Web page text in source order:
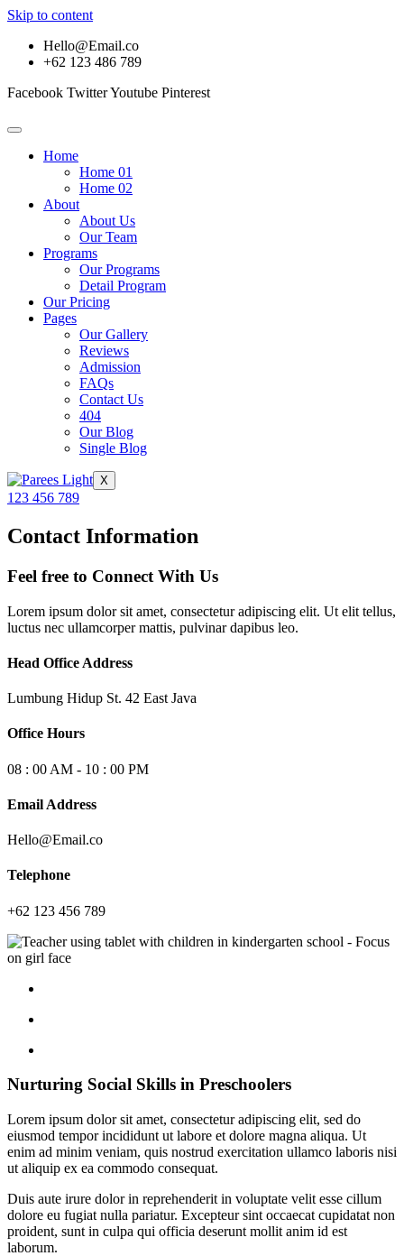
Skip to content
Hello@Email.co
+62 123 486 789
Facebook TwitterYoutube Pinterest
Home
Home 01
Home 02
About
About Us
Our Team
Programs
Our Programs
Detail Program
Our Pricing
Pages
Our Gallery
Reviews
Admission
FAQs
Contact Us
404
Our Blog
Single Blog
X
123 456 789
Contact Information
Feel free to Connect With Us
Lorem ipsum dolor sit amet, consectetur adipiscing elit. Ut elit tellus,
luctus nec ullamcorper mattis, pulvinar dapibus leo.
Head Office Address
Lumbung Hidup St. 42 East Java
Office Hours
08 : 00 AM - 10 : 00 PM
Email Address
Hello@Email.co
Telephone
+62 123 456 789
Nurturing Social Skills in Preschoolers
Lorem ipsum dolor sit amet, consectetur adipiscing elit, sed do
eiusmod tempor incididunt ut labore et dolore magna aliqua. Ut
enim ad minim veniam, quis nostrud exercitation ullamco laboris nisi
ut aliquip ex ea commodo consequat.
Duis aute irure dolor in reprehenderit in voluptate velit esse cillum
dolore eu fugiat nulla pariatur. Excepteur sint occaecat cupidatat non
proident, sunt in culpa qui officia deserunt mollit anim id est
laborum.